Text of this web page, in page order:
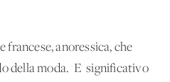
anoressica, che
della moda. 'E' significativo